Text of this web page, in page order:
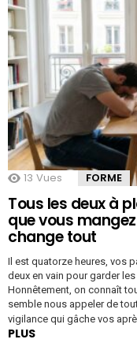
13 Vues FORME
Tous les deux à
que vous
change tout
Il est quatorze heures, vos
deux en vain pour garder
Honnêtement, on connaît
semble nous appeler de
vigilance qui gâche vos
PLUS